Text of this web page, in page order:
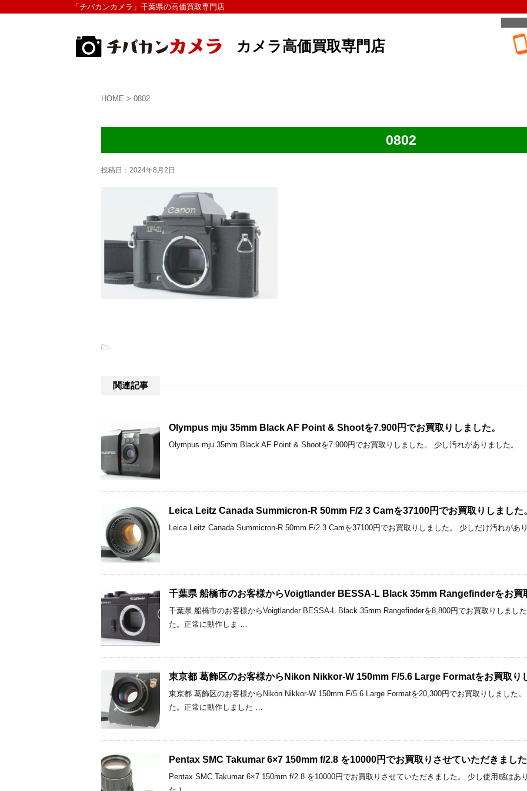
「チバカンカメラ」千葉県の高価買取専門店
カメラ高価買取専門店
HOME > 0802
0802
投稿日： 2024年8月2日
-
関連記事
Olympus mju 35mm Black AF Point & Shootを7.900円でお買取りしました。
Olympus mju 35mm Black AF Point & Shootを7.900円でお買取りしました。 少し汚れがありました。
Leica Leitz Canada Summicron-R 50mm F/2 3 Camを37100円でお買取りしました
Leica Leitz Canada Summicron-R 50mm F/2 3 Camを37100円でお買取りしました。 少しだけ汚れがあ
千葉県 船橋市のお客様からVoigtlander BESSA-L Black 35mm Rangefinderをお買
千葉県 船橋市のお客様からVoigtlander BESSA-L Black 35mm Rangefinderを8,800円でお買取りしまし
た。正常に動作しま …
東京都 葛飾区のお客様からNikon Nikkor-W 150mm F/5.6 Large Formatをお買取り
東京都 葛飾区のお客様からNikon Nikkor-W 150mm F/5.6 Large Formatを20,300円でお買取りしました
た。正常に動作しました …
Pentax SMC Takumar 6×7 150mm f/2.8 を10000円でお買取りさせていただきまし
Pentax SMC Takumar 6×7 150mm f/2.8 を10000円でお買取りさせていただきました。 少し使用感はあ